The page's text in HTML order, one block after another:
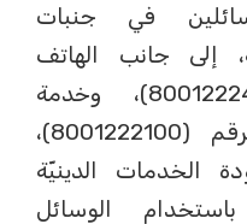
في جنبات
إلى جانب الهاتف
المجاني الموحد (8001222400)، وخدمة
الاتصال السحابي عبر الرقم (8001222100)،
الخدمات الدينيّة
الوسائل